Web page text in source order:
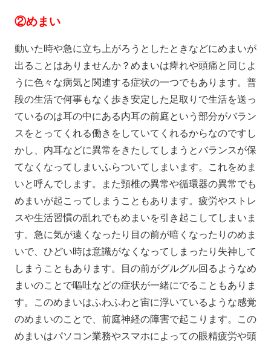
②めまい
動いた時や急に立ち上がろうとしたときなどにめまいが
出ることはありませんか？めまいは痺れや頭痛と同じよ
うに色々な病気と関連する症状の一つでもあります。普
段の生活で何事もなく歩き安定した足取りで生活を送っ
ているのは耳の中にある内耳の前庭という部分がバラン
スをとってくれる働きをしていてくれるからなのですし
かし、内耳などに異常をきたしてしまうとバランスが保
てなくなってしまいふらついてしまいます。これをめま
いと呼んでします。また頸椎の異常や循環器の異常でも
めまいが起こってしまうこともあります。疲労やストレ
スや生活習慣の乱れでもめまいを引き起こしてしまいま
す。急に気が遠くなったり目の前が暗くなったりのめま
いで、ひどい時は意識がなくなってしまったり失神して
しまうこともあります。目の前がグルグル回るようなめ
まいのことで嘔吐などの症状が一緒にでることもありま
す。このめまいはふわふわと宙に浮いているような感覚
のめまいのことで、前庭神経の障害で起こります。この
めまいはパソコン業務やスマホによっての眼精疲労や頭